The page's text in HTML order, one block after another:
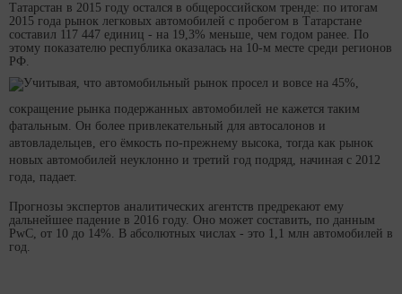
Татарстан в 2015 году остался в общероссийском тренде: по итогам
2015 года рынок легковых автомобилей с пробегом в Татарстане
составил 117 447 единиц - на 19,3% меньше, чем годом ранее. По
этому показателю республика оказалась на 10-м месте среди регионов
РФ.
Учитывая, что автомобильный рынок просел и вовсе на 45%,
сокращение рынка подержанных автомобилей не кажется таким
фатальным. Он более привлекательный для автосалонов и
автовладельцев, его ёмкость по-прежнему высока, тогда как рынок
новых автомобилей неуклонно и третий год подряд, начиная с 2012
года, падает.
Прогнозы экспертов аналитических агентств предрекают ему
дальнейшее падение в 2016 году. Оно может составить, по данным
PwC, от 10 до 14%. В абсолютных числах - это 1,1 млн автомобилей в
год.